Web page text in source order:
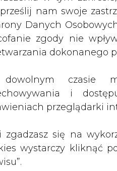
Danych
zgody nie
dokonanego
i
przeglądarki
wystarczy kliknąć
Przesłanie
z portalu cire.pl